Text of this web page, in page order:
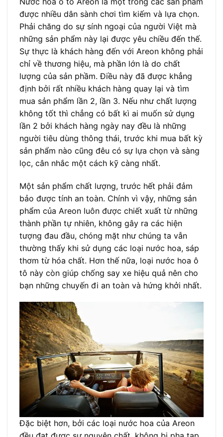
được nhiều dân sành chơi tìm kiếm và lựa chọn.
Phải chăng do sự sính ngoại của người Việt mà
những sản phẩm này lại được yêu chiều đến thế.
Sự thực là khách hàng đến với Areon không phải
chỉ về thương hiệu, mà phần lớn là do chất
lượng của sản phầm. Điều này đã được khẳng
định bởi rất nhiều khách hàng quay lại và tìm
mua sản phẩm lần 2, lần 3. Nếu như chất lượng
không tốt thì chẳng có bất kì ai muốn sử dụng
lần 2 bởi khách hàng ngày nay đều là những
người tiêu dùng thông thái, trước khi mua bất kỳ
sản phẩm nào cũng đêu có sự lựa chọn và sàng
lọc, cân nhắc một cách kỹ càng nhất.
Một sản phẩm chất lượng, trước hết phải đảm
bảo được tính an toàn. Chính vì vậy, những sản
phẩm của Areon luôn được chiết xuất từ những
thành phần tự nhiên, không gây ra các hiện
tượng đau đầu, chóng mặt như chúng ta vẫn
thường thấy khi sử dụng các loại nước hoa, sáp
thơm từ hóa chất. Hơn thế nữa, loại nước hoa ô
tô này còn giúp chống say xe hiệu quả nên cho
bạn những chuyến đi an toàn và hứng khởi nhất.
Đặc biệt hơn, bởi các loại nước hoa của Areon